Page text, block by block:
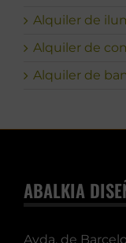
Alquiler de
Alquiler de
Alquiler de
ABALKIA
Avda. de